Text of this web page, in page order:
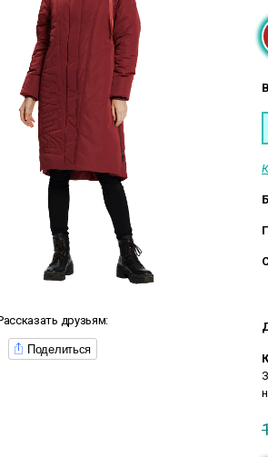
друзьям:
Поделиться